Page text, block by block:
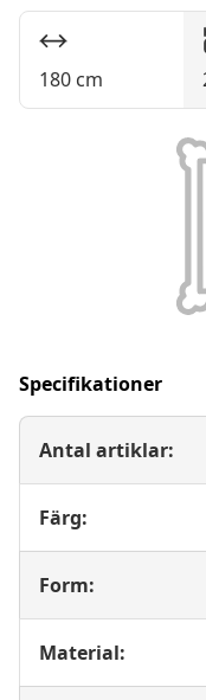
180 cm
Specifikationer
Antal artiklar:
Färg:
Form:
Material: